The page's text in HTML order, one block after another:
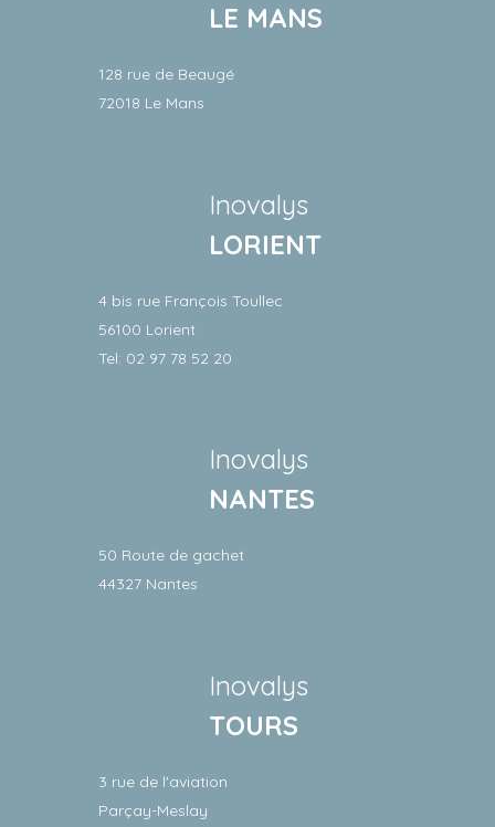
LE MANS
128 rue de Beaugé
72018 Le Mans
Inovalys
LORIENT
4 bis rue François Toullec
56100 Lorient
Tel: 02 97 78 52 20
Inovalys
NANTES
50 Route de gachet
44327 Nantes
Inovalys
TOURS
3 rue de l'aviation
Parçay-Meslay